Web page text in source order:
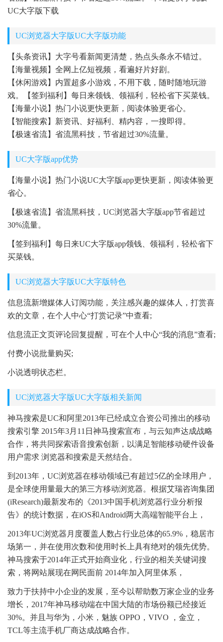
UC大字版下载
UC浏览器大字版UC大字版功能
【头条资讯】大字号看新闻更清楚，热点头条永不错过。
【海量视频】全网上亿短视频，看遍好片好剧。
【休闲游戏】内置超多小游戏，不用下载，随时随地玩游
戏。【签到福利】每日来领钱、领福利，轻松省下买菜钱。
【海量小说】热门小说更快更新，阅读体验更省心。
【智能搜索】新资讯、好福利、精内容，一搜即得。
【极速省流】省流黑科技，节省超过30%流量。
UC大字版app优势
【海量小说】热门小说UC大字版app更快更新，阅读体验更
省心。
【极速省流】省流黑科技，UC浏览器大字版app节省超过
30%流量。
【签到福利】每日来UC大字版app领钱、领福利，轻松省下
买菜钱。
UC浏览器大字版UC大字版特色
信息流新增媒体人订阅功能，关注感兴趣的媒体人，打赏喜
欢的文章，在个人中心“打赏记录”中查看;
信息流正文页评论回复提醒，可在个人中心“我的消息”查看;
付费小说批量购买;
小说透明状态栏。
UC浏览器大字版UC大字版相关新闻
神马搜索是UC和阿里2013年已经成立合资公司推出的移动
搜索引擎 2015年3月11日神马搜索宣布，与云知声达成战略
合作，将共同探索语音搜索创新，以满足智能移动硬件设备
用户需求 浏览器和搜索是天然结合。
到2013年，UC浏览器在移动领域已有超过5亿的全球用户，
是全球使用量最大的第三方移动浏览器。根据艾瑞咨询集团
(iResearch)最新发布的《2013中国手机浏览器行业分析报
告》的统计数据，在iOS和Android两大高端智能平台上，
2013年UC浏览器月度覆盖人数占行业总体的65.9%，稳居市
场第一，并在使用次数和使用时长上具有绝对的领先优势。
神马搜索于2014年正式开始商业化，行业的相关关键词搜
索，将网站展现在网民面前 2014年加入阿里体系，
致力于扶持中小企业的发展，至今以帮助数万家企业的业务
增长，2017年神马移动端在中国大陆的市场份额已经接近
30%。并且与华为，小米，魅族 OPPO，VIVO ，金立，
TCL等主流手机厂商达成战略合作。